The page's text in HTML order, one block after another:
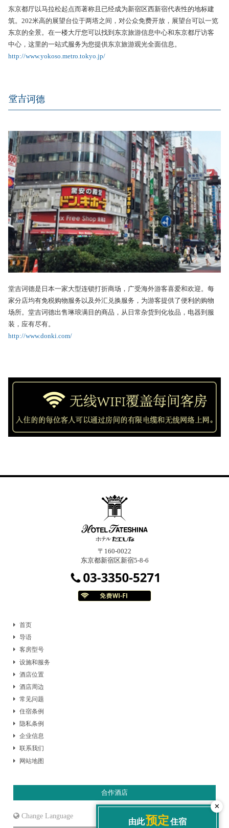
东京都厅以马拉松起点而著称且已经成为新宿区西新宿代表性的地标建
筑。202米高的展望台位于两塔之间，对公众免费开放，展望台可以一览
东京的全景。在一楼大厅您可以找到东京旅游信息中心和东京都厅访客
中心，这里的一站式服务为您提供东京旅游观光全面信息。
http://www.yokoso.metro.tokyo.jp/
堂吉诃德
堂吉诃德是日本一家大型连锁打折商场，广受海外游客喜爱和欢迎。每
家分店均有免税购物服务以及外汇兑换服务，为游客提供了便利的购物
场所。堂吉诃德出售琳琅满目的商品，从日常杂货到化妆品，电器到服
装，应有尽有。
http://www.donki.com/
〒160-0022
东京都新宿区新宿5-8-6
首页
导语
客房型号
设施和服务
酒店位置
酒店周边
常见问题
住宿条例
隐私条例
企业信息
联系我们
网站地图
合作酒店
Language
✕
由此预定住宿